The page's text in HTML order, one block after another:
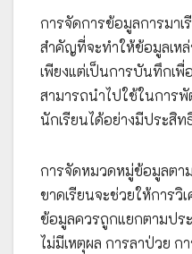
การจัดการข้อมูลการมาเ
สำคัญที่จะทำให้ข้อมูลเห
เพียงแต่เป็นการบันทึกเ
สามารถนำไปใช้ในการ
นักเรียนได้อย่างมีประสิท
การจัดหมวดหมู่ข้อมูลตา
ขาดเรียนจะช่วยให้การวิ
ข้อมูลควรถูกแยกตามปร
ไม่มีเหตุผล การลาป่วย ก